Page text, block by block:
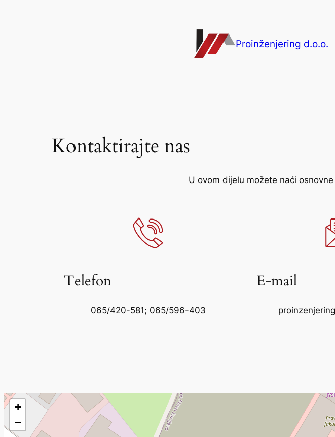
Proinženjering d.o.o.
Kontaktirajte nas
U ovom dijelu možete naći
Telefon
065/420-581; 065/596-403
E-mail
+
−